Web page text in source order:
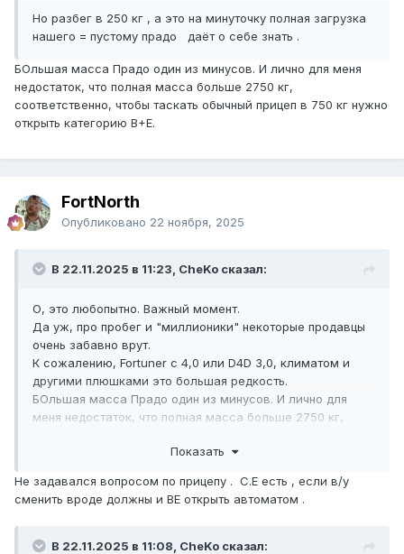
Но разбег в 250 кг , а это на минуточку полная загрузка
нашего = пустому прадо даёт о себе знать .
БОльшая масса Прадо один из минусов. И лично для меня
недостаток, что полная масса больше 2750 кг,
соответственно, чтобы таскать обычный прицеп в 750 кг нужно
открыть категорию B+E.
FоrtNorth
Опубликовано 22 ноября, 2025
В 22.11.2025 в 11:23, CheKo сказал:
О, это любопытно. Важный момент.
Да уж, про пробег и "миллионики" некоторые продавцы
очень забавно врут.
К сожалению, Fortuner с 4,0 или D4D 3,0, климатом и
другими плюшками это большая редкость.
БОльшая масса Прадо один из минусов. И лично для
меня недостаток, что полная масса больше 2750 кг,
нужно открыть категорию B+E.
Показать
Не задавался вопросом по прицепу . С.Е есть , если в/у
сменить вроде должны и ВЕ открыть автоматом .
В 22.11.2025 в 11:08, CheKo сказал: